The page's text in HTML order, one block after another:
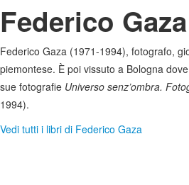
Federico Gaza
Federico Gaza (1971-1994), fotografo,
piemontese. È poi vissuto a Bologna
sue fotografie Universo senz’ombra.
1994).
Vedi tutti i libri di Federico Gaza